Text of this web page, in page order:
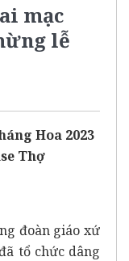
mạc
lễ
Hoa 2023
Thợ
đoàn giáo xứ
tổ chức dâng